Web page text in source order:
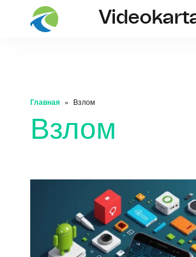
Главная Взлом
Взлом